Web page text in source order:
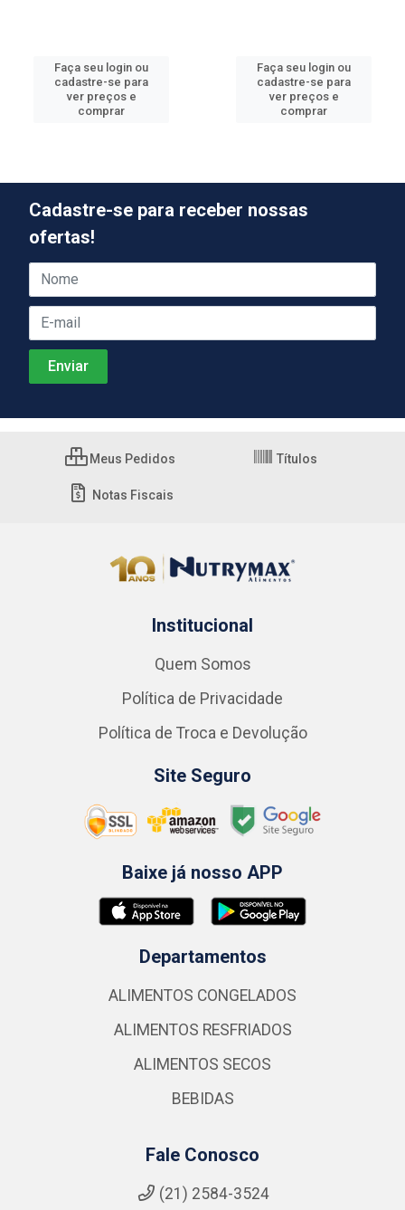
Faça seu login ou
cadastre-se para
ver preços e
comprar
Faça seu login ou
cadastre-se para
ver preços e
comprar
Cadastre-se para receber nossas
ofertas!
Meus Pedidos Títulos
Notas Fiscais
Institucional
Quem Somos
Política de Privacidade
Política de Troca e Devolução
Site Seguro
Baixe já nosso APP
Departamentos
ALIMENTOS CONGELADOS
ALIMENTOS RESFRIADOS
ALIMENTOS SECOS
BEBIDAS
Fale Conosco
(21) 2584-3524